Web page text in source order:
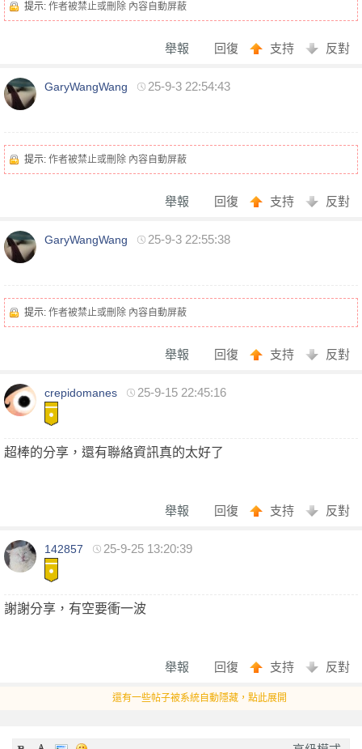
訊
提示: 作者被禁止或刪除 內容自動屏蔽
回復 支持 反對
舉報
GaryWangWang 25-9-3 22:54:43
提示: 作者被禁止或刪除 內容自動屏蔽
回復 支持 反對
舉報
GaryWangWang 25-9-3 22:55:38
提示: 作者被禁止或刪除 內容自動屏蔽
回復 支持 反對
舉報
crepidomanes 25-9-15 22:45:16
超棒的分享，還有聯絡資訊真的太好了
回復 支持 反對
舉報
142857 25-9-25 13:20:39
謝謝分享，有空要衝一波
回復 支持 反對
舉報
還有一些帖子被系統自動隱藏，點此展開